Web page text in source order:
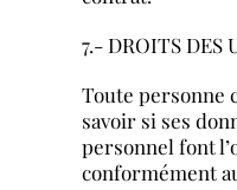
7.- DROITS DES
Toute personne
savoir si ses
personnel font
conformément